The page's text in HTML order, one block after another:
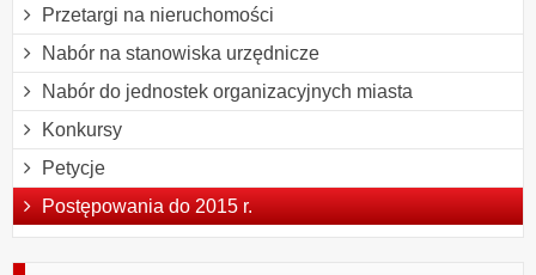
Przetargi na nieruchomości
Nabór na stanowiska urzędnicze
Nabór do jednostek organizacyjnych miasta
Konkursy
Petycje
Postępowania do 2015 r.